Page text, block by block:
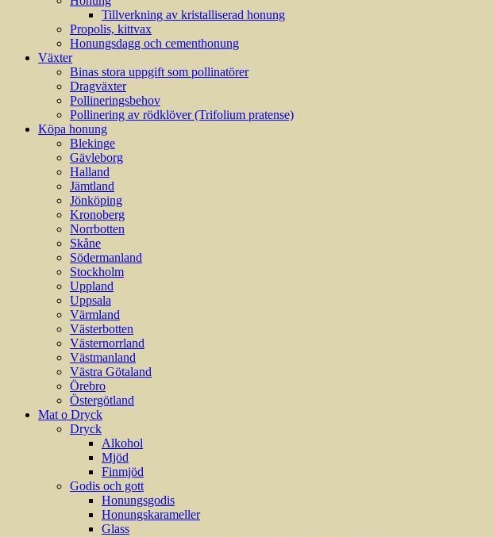
Tillverkning av kristalliserad honung
Propolis, kittvax
Honungsdagg och cementhonung
Växter
Binas stora uppgift som pollinatörer
Dragväxter
Pollineringsbehov
Pollinering av rödklöver (Trifolium pratense)
Köpa honung
Blekinge
Gävleborg
Halland
Jämtland
Jönköping
Kronoberg
Norrbotten
Skåne
Södermanland
Stockholm
Uppland
Uppsala
Värmland
Västerbotten
Västernorrland
Västmanland
Västra Götaland
Örebro
Östergötland
Mat o Dryck
Dryck
Alkohol
Mjöd
Finmjöd
Godis och gott
Honungsgodis
Honungskarameller
Glass